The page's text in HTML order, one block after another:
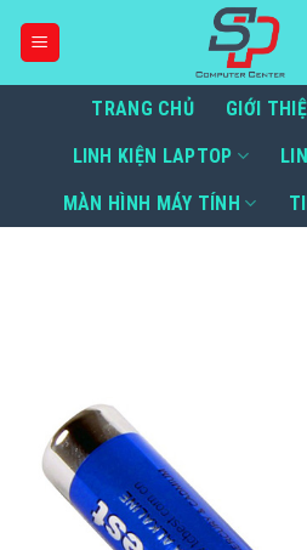
TRANG CHỦ GIỚI
LINH KIỆN LAPTOP
MÀN HÌNH MÁY TÍNH